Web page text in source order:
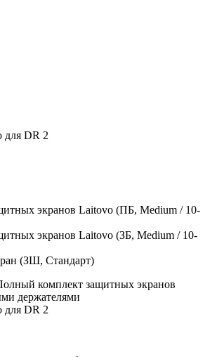
экранов Laitovo (ПБ, Medium / 10-
экранов Laitovo (ЗБ, Medium / 10-
(ЗШ, Стандарт)
комплект защитных экранов
держателями